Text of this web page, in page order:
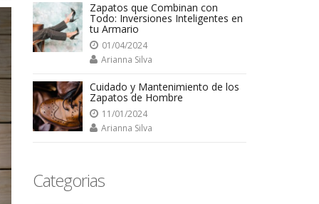
Zapatos que Combinan con
Todo: Inversiones Inteligentes en
tu Armario
01/04/2024
Arianna Silva
Cuidado y Mantenimiento de los
Zapatos de Hombre
11/01/2024
Arianna Silva
Categorias